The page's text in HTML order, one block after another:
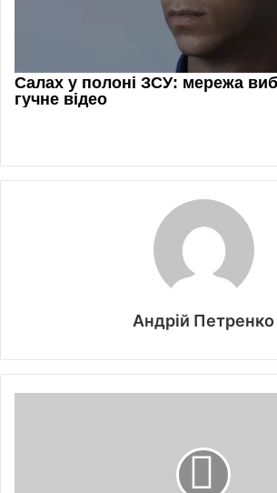
Андрій Петренко